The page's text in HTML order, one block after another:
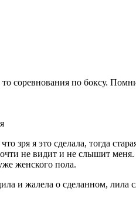
соревнования по боксу.
зря я это сделала, тогда
не видит и не слышит меня.
женского пола.
и жалела о сделанном,